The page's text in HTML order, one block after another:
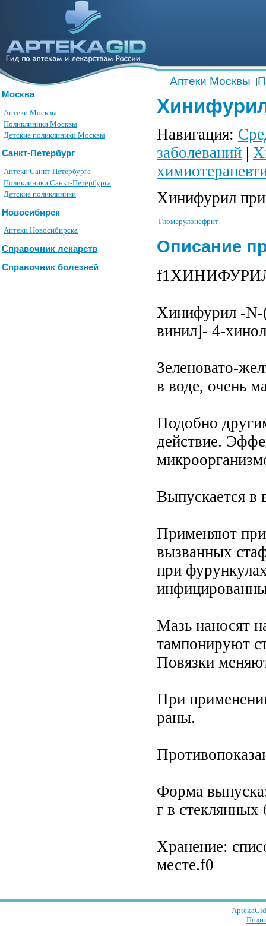
Аптеки Москвы |
Москва
Аптеки Москвы
Поликлиники Москвы
Детские поликлиники Москвы
Санкт-Петербург
Аптеки Санкт-Петербурга
Поликлиники Санкт-Петербурга
Детские поликлиники
Новосибирск
Аптеки Новосибирска
Справочник лекарств
Справочник болезней
Навигация:
заболеваний |
Хинифурил
Гломерулонефрит
Описание
Хинифурил -N-
винил]- 4-
Зеленовато-
в воде, очень
Подобно
действие.
Выпускается
Применяют при
вызванных
при
Мазь наносят
тампонируют
Повязки
При
раны.
Форма
г в стеклянных
Хранение:
месте.f0